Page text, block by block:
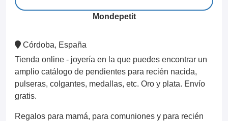
Mondepetit
Córdoba, España
Tienda online - joyería en la que puedes encontrar un
amplio catálogo de pendientes para recién nacida,
pulseras, colgantes, medallas, etc. Oro y plata. Envío
gratis.
Regalos para mamá, para comuniones y para recién